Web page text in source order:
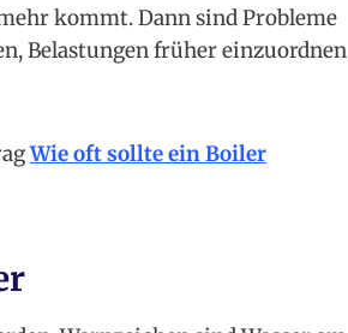
kommt. Dann sind Probleme
Belastungen früher einzuordnen
Wie oft sollte ein Boiler